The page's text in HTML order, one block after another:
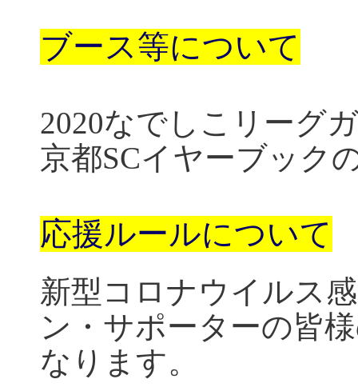
ブース等について
2020なでしこリーグ
京都SCイヤーブック
応援ルールについて
新型コロナウイルス
ン・サポーターの皆
なります。